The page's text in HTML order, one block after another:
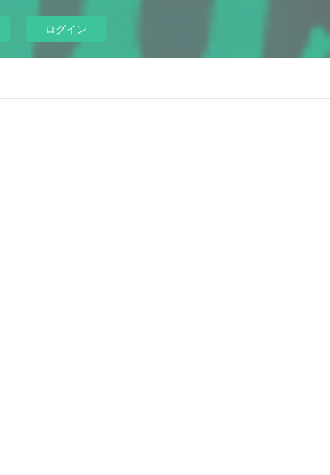
ログイン